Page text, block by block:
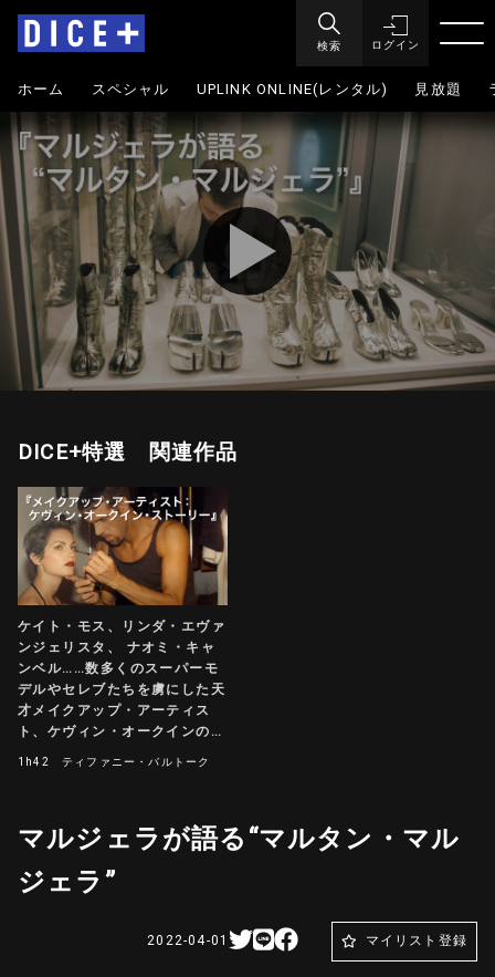
検索 ログイン
ホーム スペシャル UPLINK ONLINE(レンタル) 見放題
DICE+特選 関連作品
ケイト・モス、リンダ・エヴァ
ンジェリスタ、 ナオミ・キャ
ンベル……数多くのスーパーモ
デルやセレブたちを虜にした天
才メイクアップ・アーティス
ト、ケヴィン・オークインの短
1h42 ティファニー・バルトーク
マルジェラが語る“マルタン・マル
ジェラ”
2022-04-01 マイリスト登録